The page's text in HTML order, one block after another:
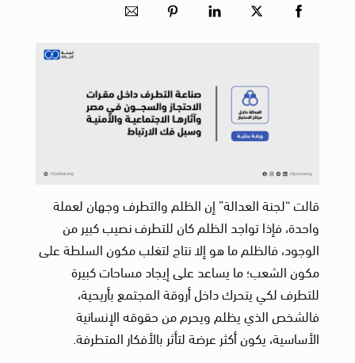
قالت “لجنة العدالة” إن الظلم والتطرف وجهان لعملة
واحدة، فإذا تواجد الظلم كان للتطرف نصيب كبير من
الوجود، فالظلم ما هو إلا نتاج لتغلب مكون السلطة على
مكون الشعب؛ ما يساعد على إيجاد مساحات كبيرة
للتطرف لكي يتحرك داخل أروقة المجتمع بأريحية،
فالشخص الذي يظلم ويحرم من حقوقه الإنسانية
الأساسية، يكون أكثر عرضة لتأثر بالأفكار المتطرفة.